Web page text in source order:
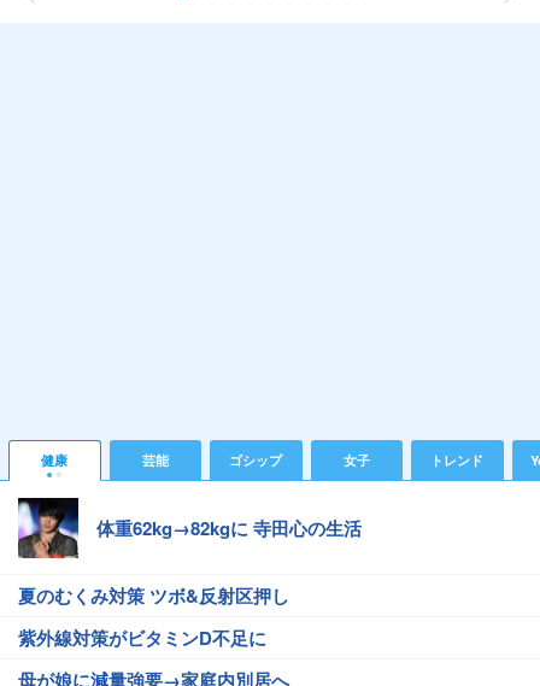
健康 芸能 ゴシップ 女子 トレンド
体重62kg→82kgに 寺田心の生活
夏のむくみ対策 ツボ&反射区押し
紫外線対策がビタミンD不足に
母が娘に減量強要→家庭内別居へ